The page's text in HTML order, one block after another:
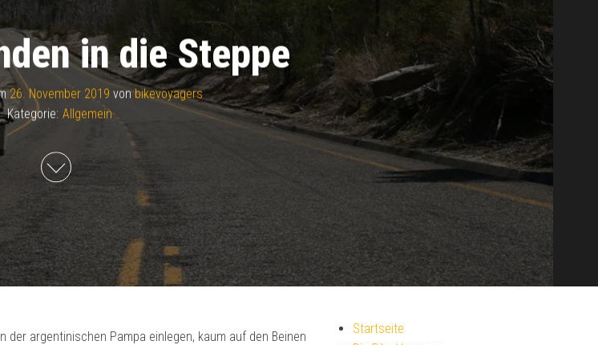
in die Steppe
26. November 2019 vonbikevoyagers
Kategorie: Allgemein
argentinischen Pampa einlegen, kaum auf den Beinen
Startseite